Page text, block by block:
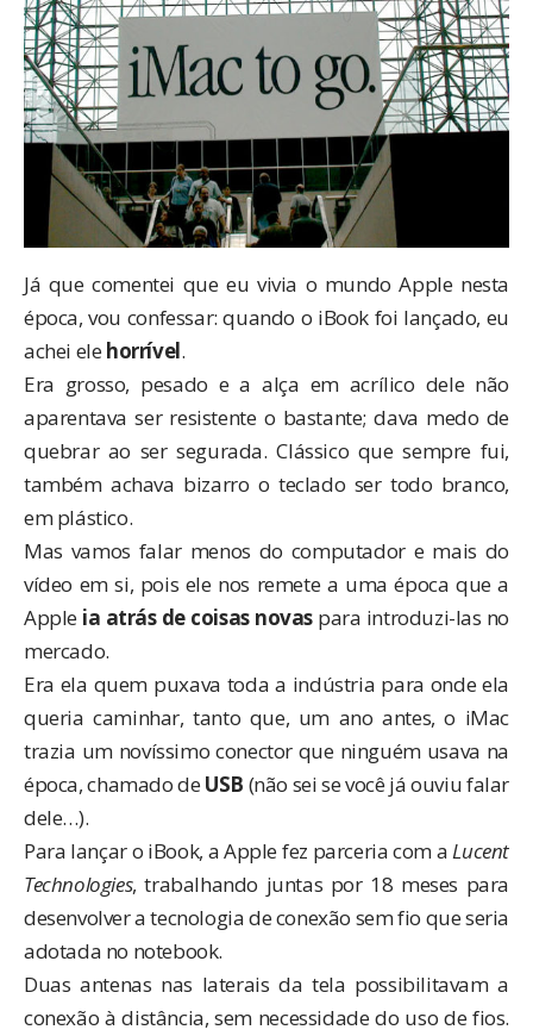
Já que comentei que eu vivia o mundo Apple nesta
época, vou confessar: quando o iBook foi lançado, eu
achei ele horrível.
Era grosso, pesado e a alça em acrílico dele não
aparentava ser resistente o bastante; dava medo de
quebrar ao ser segurada. Clássico que sempre fui,
também achava bizarro o teclado ser todo branco,
em plástico.
Mas vamos falar menos do computador e mais do
vídeo em si, pois ele nos remete a uma época que a
Apple ia atrás de coisas novas para introduzi-las no
mercado.
Era ela quem puxava toda a indústria para onde ela
queria caminhar, tanto que, um ano antes, o iMac
trazia um novíssimo conector que ninguém usava na
época, chamado de USB (não sei se você já ouviu falar
dele…).
Para lançar o iBook, a Apple fez parceria com aLucent
Technologies, trabalhando juntas por 18 meses para
desenvolver a tecnologia de conexão sem fio que seria
adotada no notebook.
Duas antenas nas laterais da tela possibilitavam a
conexão à distância, sem necessidade do uso de fios.